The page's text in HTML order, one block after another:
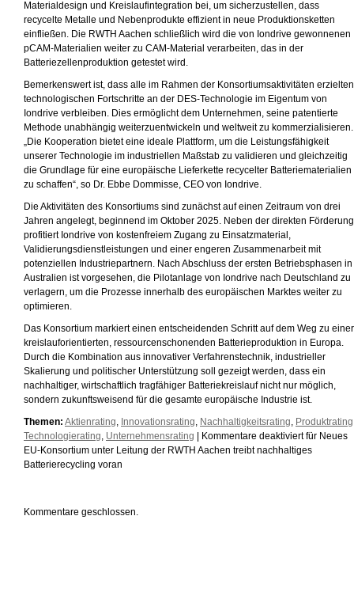
Materialdesign und Kreislaufintegration bei, um sicherzustellen, dass
recycelte Metalle und Nebenprodukte effizient in neue Produktionsketten
einfließen. Die RWTH Aachen schließlich wird die von Iondrive gewonnenen
pCAM-Materialien weiter zu CAM-Material verarbeiten, das in der
Batteriezellenproduktion getestet wird.
Bemerkenswert ist, dass alle im Rahmen der Konsortiumsaktivitäten erzielten
technologischen Fortschritte an der DES-Technologie im Eigentum von
Iondrive verbleiben. Dies ermöglicht dem Unternehmen, seine patentierte
Methode unabhängig weiterzuentwickeln und weltweit zu kommerzialisieren.
„Die Kooperation bietet eine ideale Plattform, um die Leistungsfähigkeit
unserer Technologie im industriellen Maßstab zu validieren und gleichzeitig
die Grundlage für eine europäische Lieferkette recycelter Batteriematerialien
zu schaffen“, so Dr. Ebbe Dommisse, CEO von Iondrive.
Die Aktivitäten des Konsortiums sind zunächst auf einen Zeitraum von drei
Jahren angelegt, beginnend im Oktober 2025. Neben der direkten Förderung
profitiert Iondrive von kostenfreiem Zugang zu Einsatzmaterial,
Validierungsdienstleistungen und einer engeren Zusammenarbeit mit
potenziellen Industriepartnern. Nach Abschluss der ersten Betriebsphasen in
Australien ist vorgesehen, die Pilotanlage von Iondrive nach Deutschland zu
verlagern, um die Prozesse innerhalb des europäischen Marktes weiter zu
optimieren.
Das Konsortium markiert einen entscheidenden Schritt auf dem Weg zu einer
kreislauforientierten, ressourcenschonenden Batterieproduktion in Europa.
Durch die Kombination aus innovativer Verfahrenstechnik, industrieller
Skalierung und politischer Unterstützung soll gezeigt werden, dass ein
nachhaltiger, wirtschaftlich tragfähiger Batteriekreislauf nicht nur möglich,
sondern zukunftsweisend für die gesamte europäische Industrie ist.
Themen: Aktienrating Innovationsrating Nachhaltigkeitsrating Produktrating
Technologierating
Unternehmensrating Kommentare deaktiviertfür Neues
EU-Konsortium unter Leitung der RWTH Aachen treibt nachhaltiges
Batterierecycling voran
Kommentare geschlossen.